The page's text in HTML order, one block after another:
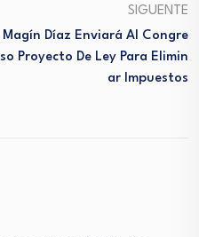
SIGUENTE
Magín Díaz Enviará Al Congre
So Proyecto De Ley Para Elimin
Ar Impuestos